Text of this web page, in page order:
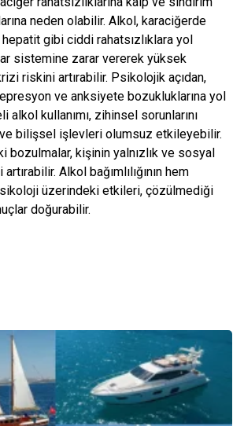
neden olabilir. Alkol, karaciğerde
gibi ciddi rahatsızlıklara yol
sistemine zarar vererek yüksek
riskini artırabilir. Psikolojik açıdan,
ve anksiyete bozukluklarına yol
alkol kullanımı, zihinsel sorunlarını
bilişsel işlevleri olumsuz etkileyebilir.
bozulmalar, kişinin yalnızlık ve sosyal
Alkol bağımlılığının hem
üzerindeki etkileri, çözülmediği
doğurabilir.